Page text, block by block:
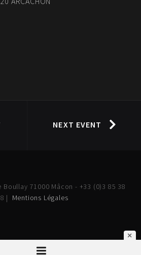
NEXT EVENT
Boullay 71000 Mâcon - +33 (0)3 85 38
| Mentions Légales